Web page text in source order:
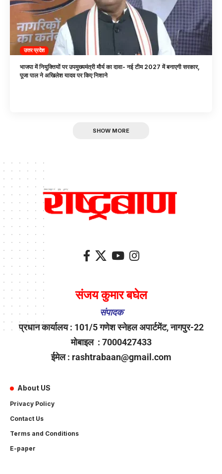
उत्तर प्रदेश
भाजपा में नियुक्तियों पर उपमुख्यमंत्री मौर्य का दावा- नई टीम 2027 में बनाएगी सरकार,
पूजा पाल ने अखिलेश यादव पर किए निशाने
SHOW MORE
संजय कुमार बघेल
संपादक
प्रधान कार्यालय : 101/5 गणेश स्नेहल अपार्टमेंट, नागपुर-22
मोबाइल : 7000427433
ईमेल : rashtrabaan@gmail.com
About US
Privacy Policy
Contact Us
Terms and Conditions
E-paper